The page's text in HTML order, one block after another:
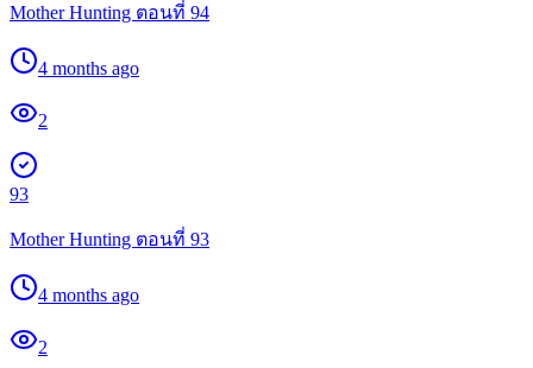
Mother Hunting ตอนที่ 94
4 months ago
2
93
Mother Hunting ตอนที่ 93
4 months ago
2